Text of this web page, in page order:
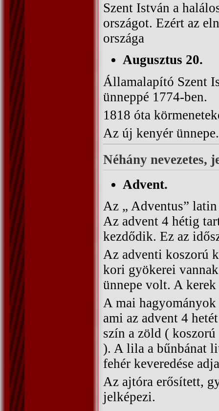
Szent István a
országot. Ezért az
országa
Augusztus 20.
Államalapító Szent
ünneppé 1774-ben.
1818 óta
Az új kenyér ünnepe.
Néhány nevezetes,
Advent.
Az „ Adventus” latin
Az advent 4 hétig
kezdődik. Ez az
Az adventi koszorú
kori gyökerei
ünnepe volt. A
A mai
ami az advent 4
szín a zöld (
). A lila a bűnbánat
fehér keveredése
Az ajtóra erősített,
jelképezi.